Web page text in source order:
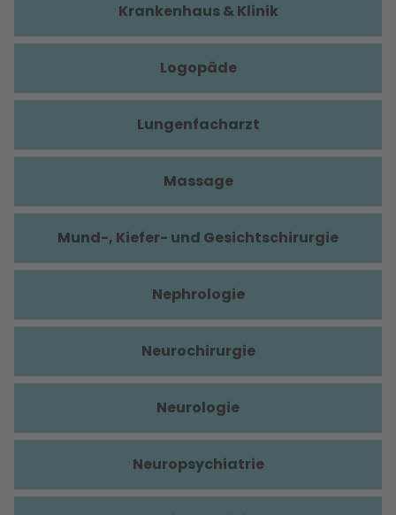
Krankenhaus & Klinik
Logopäde
Lungenfacharzt
Massage
Mund-, Kiefer- und Gesichtschirurgie
Nephrologie
Neurochirurgie
Neurologie
Neuropsychiatrie